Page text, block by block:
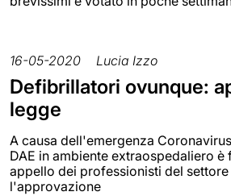
16-05-2020 Lucia Izzo
Defibrillatori ovunque:
legge
A causa dell'emergenza
DAE in ambiente extraospedaliero è
appello dei professionisti del settore
l'approvazione